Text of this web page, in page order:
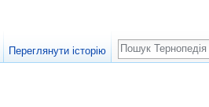
Переглянути історію
Пошук